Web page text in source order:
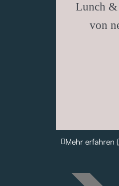
Lunch &
von
Mehr erfahren